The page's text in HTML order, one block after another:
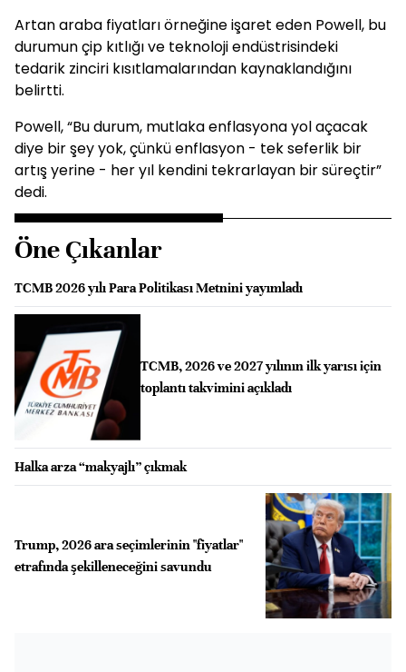
Artan araba fiyatları örneğine işaret eden Powell, bu
durumun çip kıtlığı ve teknoloji endüstrisindeki
tedarik zinciri kısıtlamalarından kaynaklandığını
belirtti.
Powell, “Bu durum, mutlaka enflasyona yol açacak
diye bir şey yok, çünkü enflasyon - tek seferlik bir
artış yerine - her yıl kendini tekrarlayan bir süreçtir”
dedi.
Öne Çıkanlar
TCMB 2026 yılı Para Politikası Metnini yayımladı
TCMB, 2026 ve 2027 yılının ilk yarısı için
toplantı takvimini açıkladı
Halka arza “makyajlı” çıkmak
Trump, 2026 ara seçimlerinin "fiyatlar"
etrafında şekilleneceğini savundu